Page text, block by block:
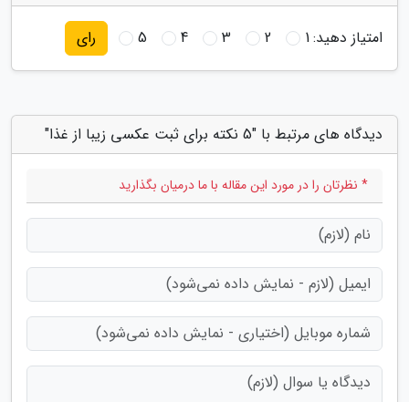
امتیاز دهید:1
2
3
4
5 رای
دیدگاه های مرتبط با "5 نکته برای ثبت عکسی زیبا از غذا"
* نظرتان را در مورد این مقاله با ما درمیان بگذارید